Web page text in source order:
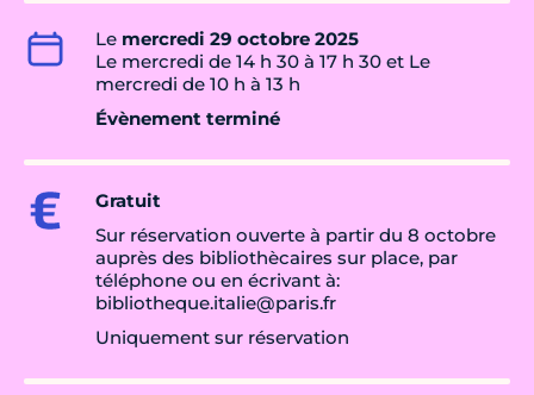
Le mercredi 29 octobre 2025
Le mercredi de 14 h 30 à 17 h 30 et Le
mercredi de 10 h à 13 h
Évènement terminé
Gratuit
Sur réservation ouverte à partir du 8 octobre
auprès des bibliothècaires sur place, par
téléphone ou en écrivant à:
bibliotheque.italie@paris.fr
Uniquement sur réservation